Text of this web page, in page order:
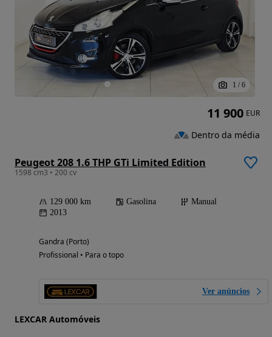
1 / 6
Peugeot 208 1.6 THP GTi Limited Edition
1598 cm3 • 200 cv
129 000 km Gasolina
Manual
2013
Gandra (Porto)
Profissional • Para o topo
Ver anúncios
LEXCAR Automóveis
11 900 EUR
Dentro da média